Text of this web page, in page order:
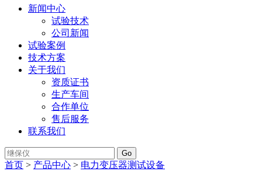
新闻中心
试验技术
公司新闻
试验案例
技术方案
关于我们
资质证书
生产车间
合作单位
售后服务
联系我们
Go
首页 > 产品中心 > 电力变压器测试设备